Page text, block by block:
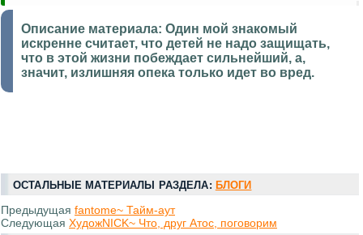
Описание материала: Один мой знакомый
искренне считает, что детей не надо защищать,
что в этой жизни побеждает сильнейший, а,
значит, излишняя опека только идет во вред.
ОСТАЛЬНЫЕ МАТЕРИАЛЫ РАЗДЕЛА: БЛОГИ
Предыдущая fantome~ Тайм-аут
Следующая ХудожNICK~ Что, друг Атос, поговорим